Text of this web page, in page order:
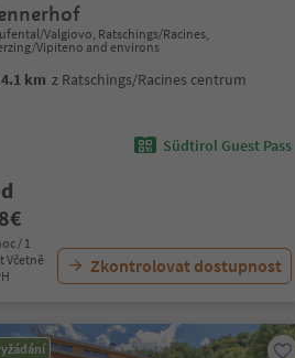
Valgiovo, Ratschings/Racines,
Vipiteno and environs
4.1 km z Ratschings/Racines centrum
Südtirol Guest Pass
/ 1
Včetně
Zkontrolovat dostupnost